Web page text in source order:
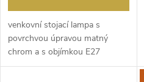
d
u
d
u
venkovní stojací lampa s
povrchvou úpravou matný
chrom a s objímkou E27